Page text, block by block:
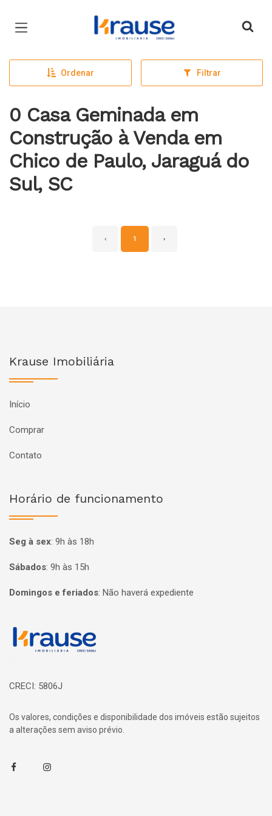
Página inicial
Ordenar Filtrar
0 Casa Geminada em
Construção à Venda em
Chico de Paulo, Jaraguá do
Sul, SC
‹ 1 ›
Krause Imobiliária
Início
Comprar
Contato
Horário de funcionamento
Seg à sex: 9h às 18h
Sábados: 9h às 15h
Domingos e feriados: Não haverá expediente
Página inicial
CRECI: 5806J
Os valores, condições e disponibilidade dos imóveis estão sujeitos
a alterações sem aviso prévio.
FacebookInstagram